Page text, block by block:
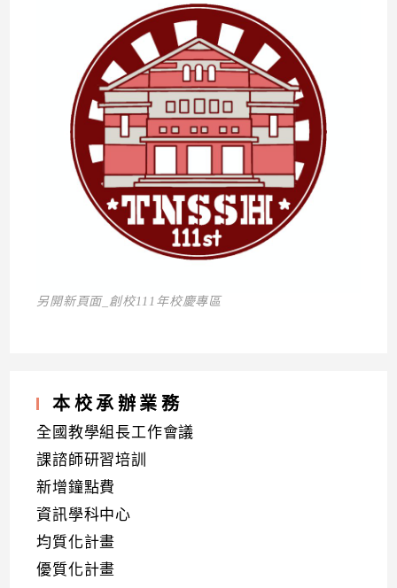
另開新頁面_創校111年校慶專區
本校承辦業務
全國教學組長工作會議
課諮師研習培訓
新增鐘點費
資訊學科中心
均質化計畫
優質化計畫